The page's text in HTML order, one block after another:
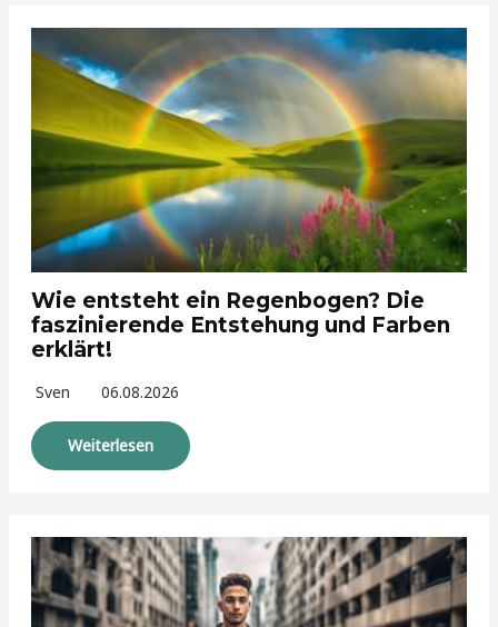
Wie entsteht ein Regenbogen? Die
faszinierende Entstehung und Farben
erklärt!
Sven 06.08.2026
Weiterlesen